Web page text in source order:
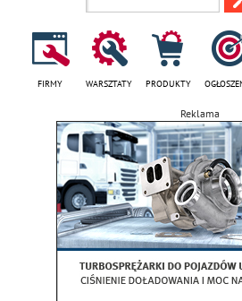
FIRMY WARSZTATY PRODUKTY
Reklama